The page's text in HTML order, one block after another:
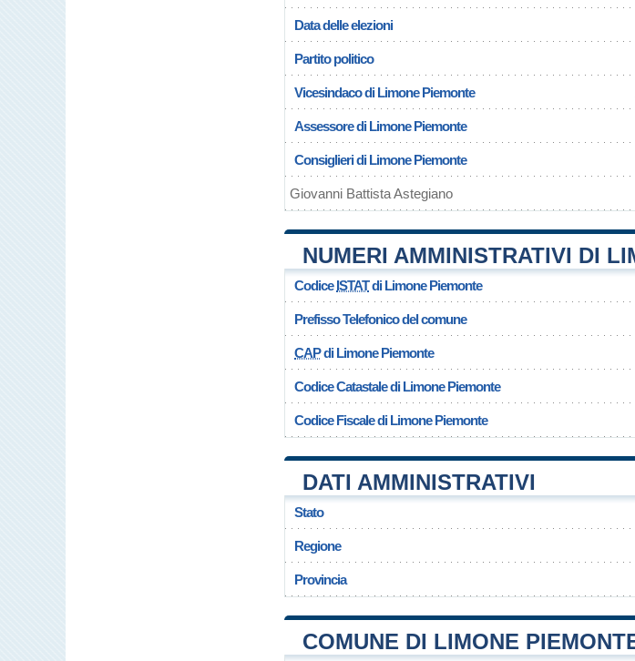
Data delle elezioni
Partito politico
Vicesindaco di Limone Piemonte
Assessore di Limone Piemonte
Consiglieri di Limone Piemonte
Giovanni Battista Astegiano
NUMERI AMMINISTRATIVI DI
CodiceISTATdi Limone Piemonte
Prefisso Telefonico del comune
CAPdi Limone Piemonte
Codice Catastale di Limone Piemonte
Codice Fiscale di Limone Piemonte
DATI AMMINISTRATIVI
Stato
Regione
Provincia
COMUNE DI LIMONE